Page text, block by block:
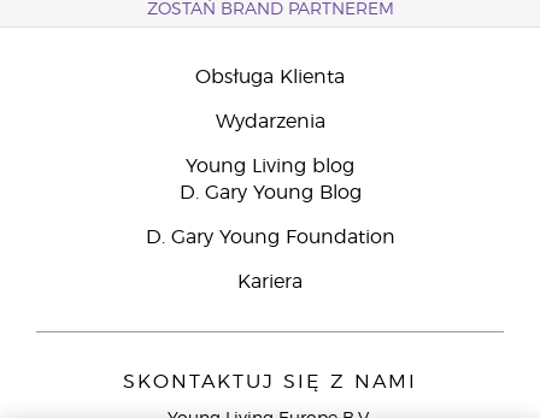
ZOSTAŃ BRAND PARTNEREM
Obsługa Klienta
Wydarzenia
Young Living blog
D. Gary Young Blog
D. Gary Young Foundation
Kariera
SKONTAKTUJ SIĘ Z NAMI